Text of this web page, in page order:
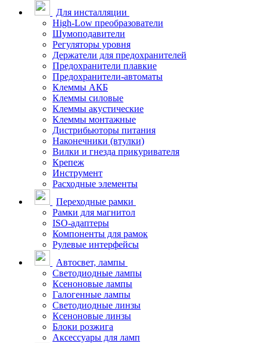
Для инсталляции
High-Low преобразователи
Шумоподавители
Регуляторы уровня
Держатели для предохранителей
Предохранители плавкие
Предохранители-автоматы
Клеммы АКБ
Клеммы силовые
Клеммы акустические
Клеммы монтажные
Дистрибьюторы питания
Наконечники (втулки)
Вилки и гнезда прикуривателя
Крепеж
Инструмент
Расходные элементы
Переходные рамки
Рамки для магнитол
ISO-адаптеры
Компоненты для рамок
Рулевые интерфейсы
Автосвет, лампы
Светодиодные лампы
Ксеноновые лампы
Галогенные лампы
Светодиодные линзы
Ксеноновые линзы
Блоки розжига
Аксессуары для ламп